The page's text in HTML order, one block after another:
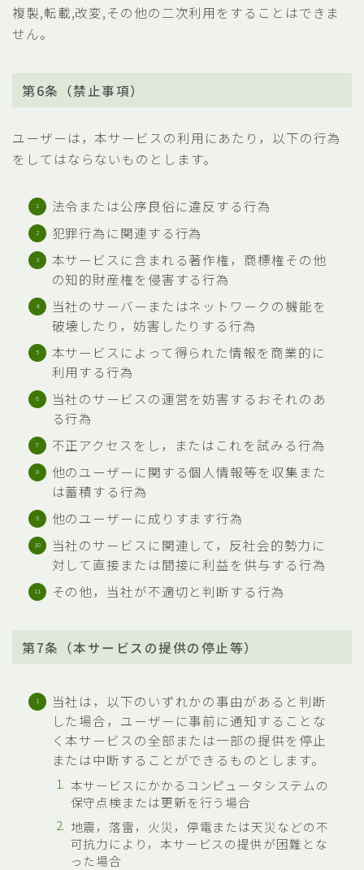
複製,転載,改変,その他の二次利用をすることはできま
せん。
第6条（禁止事項）
ユーザーは，本サービスの利用にあたり，以下の行為
をしてはならないものとします。
法令または公序良俗に違反する行為
犯罪行為に関連する行為
本サービスに含まれる著作権，商標権その他
の知的財産権を侵害する行為
当社のサーバーまたはネットワークの機能を
破壊したり，妨害したりする行為
本サービスによって得られた情報を商業的に
利用する行為
当社のサービスの運営を妨害するおそれのあ
る行為
不正アクセスをし，またはこれを試みる行為
他のユーザーに関する個人情報等を収集また
は蓄積する行為
他のユーザーに成りすます行為
当社のサービスに関連して，反社会的勢力に
対して直接または間接に利益を供与する行為
その他，当社が不適切と判断する行為
第7条（本サービスの提供の停止等）
当社は，以下のいずれかの事由があると判断
した場合，ユーザーに事前に通知することな
く本サービスの全部または一部の提供を停止
または中断することができるものとします。
本サービスにかかるコンピュータシステムの
保守点検または更新を行う場合
地震，落雷，火災，停電または天災などの不
可抗力により，本サービスの提供が困難とな
った場合